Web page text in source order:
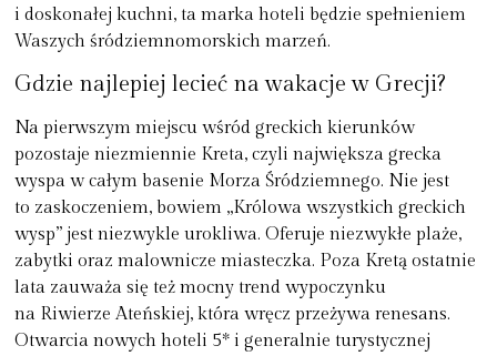
i doskonałej kuchni, ta marka hoteli będzie spełnieniem
Waszych śródziemnomorskich marzeń.
Gdzie najlepiej lecieć na wakacje w Grecji?
Na pierwszym miejscu wśród greckich kierunków
pozostaje niezmiennie Kreta, czyli największa grecka
wyspa w całym basenie Morza Śródziemnego. Nie jest
to zaskoczeniem, bowiem „Królowa wszystkich greckich
wysp” jest niezwykle urokliwa. Oferuje niezwykłe plaże,
zabytki oraz malownicze miasteczka. Poza Kretą ostatnie
lata zauważa się też mocny trend wypoczynku
na Riwierze Ateńskiej, która wręcz przeżywa renesans.
Otwarcia nowych hoteli 5* i generalnie turystycznej